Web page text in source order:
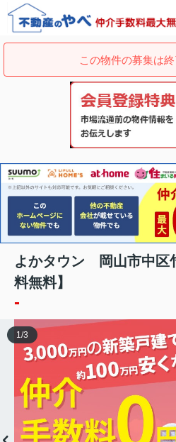
この物件の募集は終
よかタウン 岡山市中区
料無料】
-
1/3